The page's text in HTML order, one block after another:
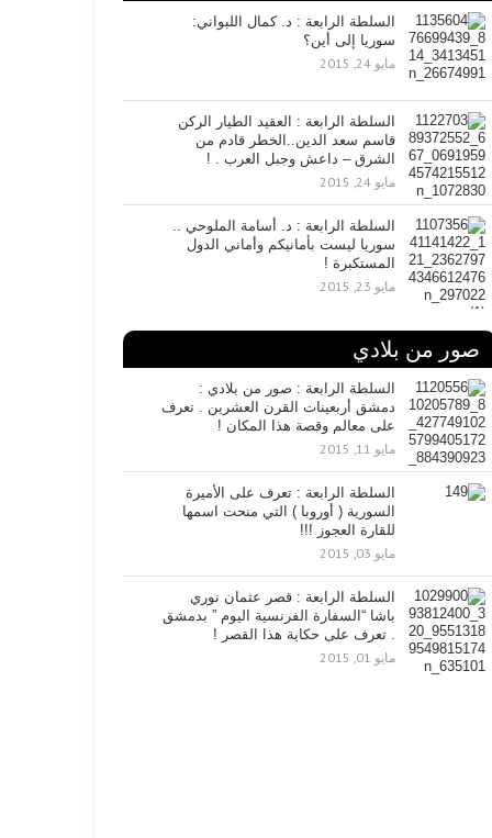
ي
السلطة الرابعة : د. كمال اللبواني:
سوريا إلى أين؟
مايو 24, 2015
السلطة الرابعة : العقيد الطيار الركن
قاسم سعد الدين..الخطر قادم من
الشرق – داعش وجبل العرب . !
مايو 24, 2015
السلطة الرابعة : د. أسامة الملوحي ..
سوريا ليست بأمانيكم وأماني الدول
المستكبرة !
مايو 23, 2015
صور من بلادي
السلطة الرابعة : صور من بلادي :
دمشق أربعينات القرن العشرين . تعرف
على معالم وقصة هذا المكان !
مايو 11, 2015
السلطة الرابعة : تعرف على الأميرة
السورية ( أوروبا ) التي منحت اسمها
للقارة العجوز !!!
مايو 03, 2015
السلطة الرابعة : قصر عثمان نوري
باشا “السفارة الفرنسية اليوم ” بدمشق
. تعرف على حكاية هذا القصر !
مايو 01, 2015